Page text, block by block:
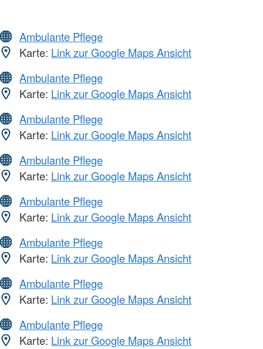
Ambulante Pflege
Karte: Link zur Google Maps Ansicht
Ambulante Pflege
Karte: Link zur Google Maps Ansicht
Ambulante Pflege
Karte: Link zur Google Maps Ansicht
Ambulante Pflege
Karte: Link zur Google Maps Ansicht
Ambulante Pflege
Karte: Link zur Google Maps Ansicht
Ambulante Pflege
Karte: Link zur Google Maps Ansicht
Ambulante Pflege
Karte: Link zur Google Maps Ansicht
Ambulante Pflege
Karte: Link zur Google Maps Ansicht